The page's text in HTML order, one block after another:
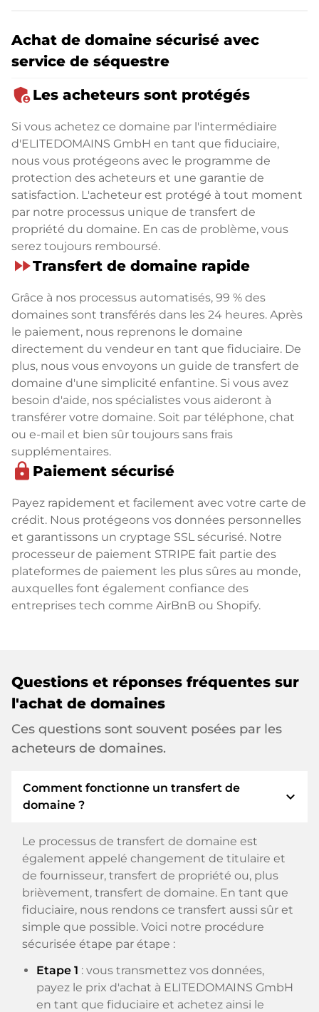
Achat de domaine sécurisé avec
service de séquestre
admin_panel_settingsLes acheteurs sont protégés
Si vous achetez ce domaine par l'intermédiaire
d'ELITEDOMAINS GmbH en tant que fiduciaire,
nous vous protégeons avec le programme de
protection des acheteurs et une garantie de
satisfaction. L'acheteur est protégé à tout moment
par notre processus unique de transfert de
propriété du domaine. En cas de problème, vous
serez toujours remboursé.
fast_forwardTransfert de domaine rapide
Grâce à nos processus automatisés, 99 % des
domaines sont transférés dans les 24 heures. Après
le paiement, nous reprenons le domaine
directement du vendeur en tant que fiduciaire. De
plus, nous vous envoyons un guide de transfert de
domaine d'une simplicité enfantine. Si vous avez
besoin d'aide, nos spécialistes vous aideront à
transférer votre domaine. Soit par téléphone, chat
ou e-mail et bien sûr toujours sans frais
supplémentaires.
lock Paiement sécurisé
Payez rapidement et facilement avec votre carte de
crédit. Nous protégeons vos données personnelles
et garantissons un cryptage SSL sécurisé. Notre
processeur de paiement STRIPE fait partie des
plateformes de paiement les plus sûres au monde,
auxquelles font également confiance des
entreprises tech comme AirBnB ou Shopify.
Questions et réponses fréquentes sur
l'achat de domaines
Ces questions sont souvent posées par les
acheteurs de domaines.
Comment fonctionne un transfert de
domaine ?
expand_more
Le processus de transfert de domaine est
également appelé changement de titulaire et
de fournisseur, transfert de propriété ou, plus
brièvement, transfert de domaine. En tant que
fiduciaire, nous rendons ce transfert aussi sûr et
simple que possible. Voici notre procédure
sécurisée étape par étape :
Etape 1 : vous transmettez vos données,
payez le prix d'achat à ELITEDOMAINS GmbH
en tant que fiduciaire et achetez ainsi le